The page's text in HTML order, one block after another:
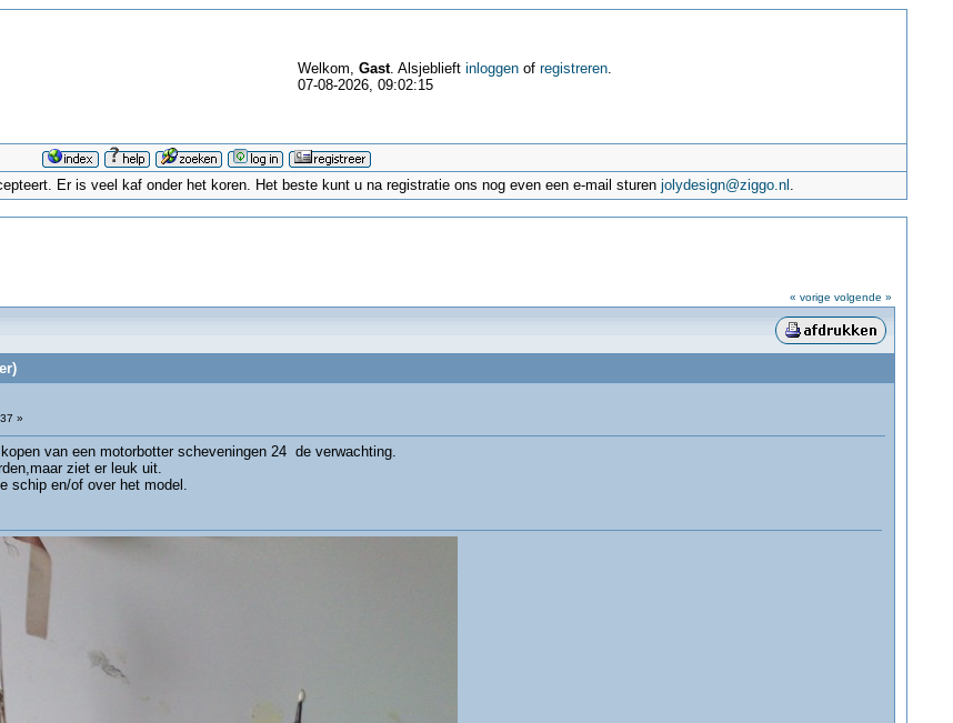
Welkom, Gast. Alsjeblieft inloggenof registreren.
07-08-2026, 09:02:15
Er is veel kaf onder het koren. Het beste kunt u na registratie ons nog even een e-mail sturenjolydesign@ziggo.nl .
« vorige volgende »
»
van een motorbotter scheveningen 24 de verwachting.
ziet er leuk uit.
schip en/of over het model.